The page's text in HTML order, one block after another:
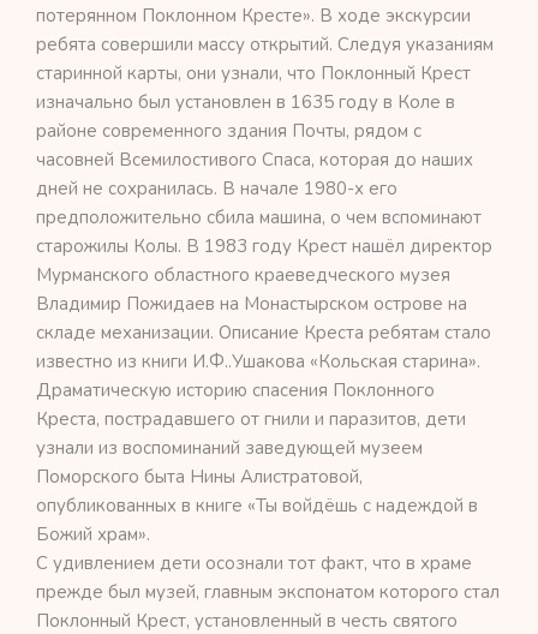
потерянном Поклонном Кресте». В ходе экскурсии
ребята совершили массу открытий. Следуя указаниям
старинной карты, они узнали, что Поклонный Крест
изначально был установлен в 1635 году в Коле в
районе современного здания Почты, рядом с
часовней Всемилостивого Спаса, которая до наших
дней не сохранилась. В начале 1980-х его
предположительно сбила машина, о чем вспоминают
старожилы Колы. В 1983 году Крест нашёл директор
Мурманского областного краеведческого музея
Владимир Пожидаев на Монастырском острове на
складе механизации. Описание Креста ребятам стало
известно из книги И.Ф..Ушакова «Кольская старина».
Драматическую историю спасения Поклонного
Креста, пострадавшего от гнили и паразитов, дети
узнали из воспоминаний заведующей музеем
Поморского быта Нины Алистратовой,
опубликованных в книге «Ты войдёшь с надеждой в
Божий храм».
С удивлением дети осознали тот факт, что в храме
прежде был музей, главным экспонатом которого стал
Поклонный Крест, установленный в честь святого